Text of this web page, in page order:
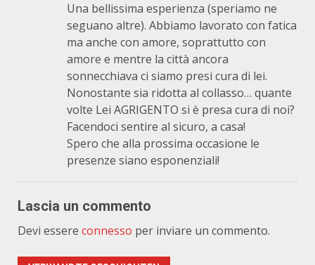
Una bellissima esperienza (speriamo ne
seguano altre). Abbiamo lavorato con fatica
ma anche con amore, soprattutto con
amore e mentre la città ancora
sonnecchiava ci siamo presi cura di lei.
Nonostante sia ridotta al collasso… quante
volte Lei AGRIGENTO si è presa cura di noi?
Facendoci sentire al sicuro, a casa!
Spero che alla prossima occasione le
presenze siano esponenziali!
Lascia un commento
Devi essere connesso per inviare un commento.